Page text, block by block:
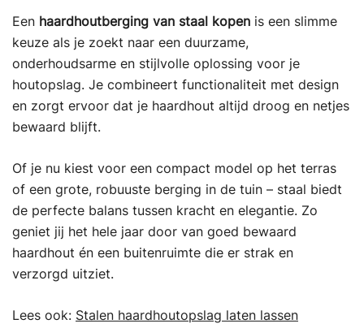
Een haardhoutberging van staal kopen is een slimme
keuze als je zoekt naar een duurzame,
onderhoudsarme en stijlvolle oplossing voor je
houtopslag. Je combineert functionaliteit met design
en zorgt ervoor dat je haardhout altijd droog en netjes
bewaard blijft.
Of je nu kiest voor een compact model op het terras
of een grote, robuuste berging in de tuin – staal biedt
de perfecte balans tussen kracht en elegantie. Zo
geniet jij het hele jaar door van goed bewaard
haardhout én een buitenruimte die er strak en
verzorgd uitziet.
Lees ook: Stalen haardhoutopslag laten lassen